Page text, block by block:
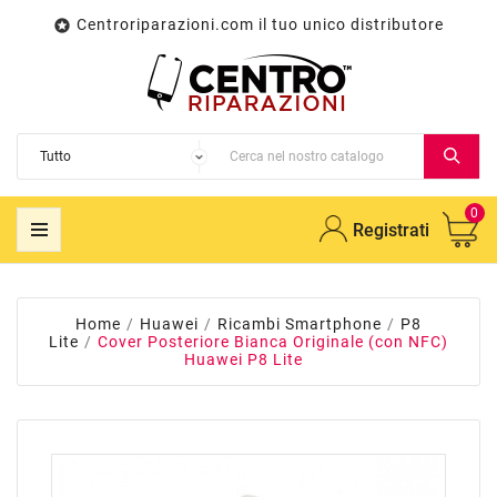
 Centroriparazioni.com il tuo unico distributore
Registrati
0
Home Huawei Ricambi Smartphone
P8
Lite
Cover Posteriore Bianca Originale (con NFC)
Huawei P8 Lite